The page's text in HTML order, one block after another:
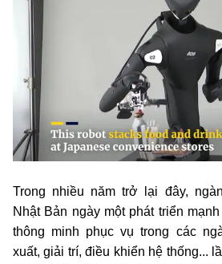
Trong nhiều năm trở lại đây,
Nhật Bản ngày một phát triển
thông minh phục vụ trong các
xuất, giải trí, điều khiển hệ thống...